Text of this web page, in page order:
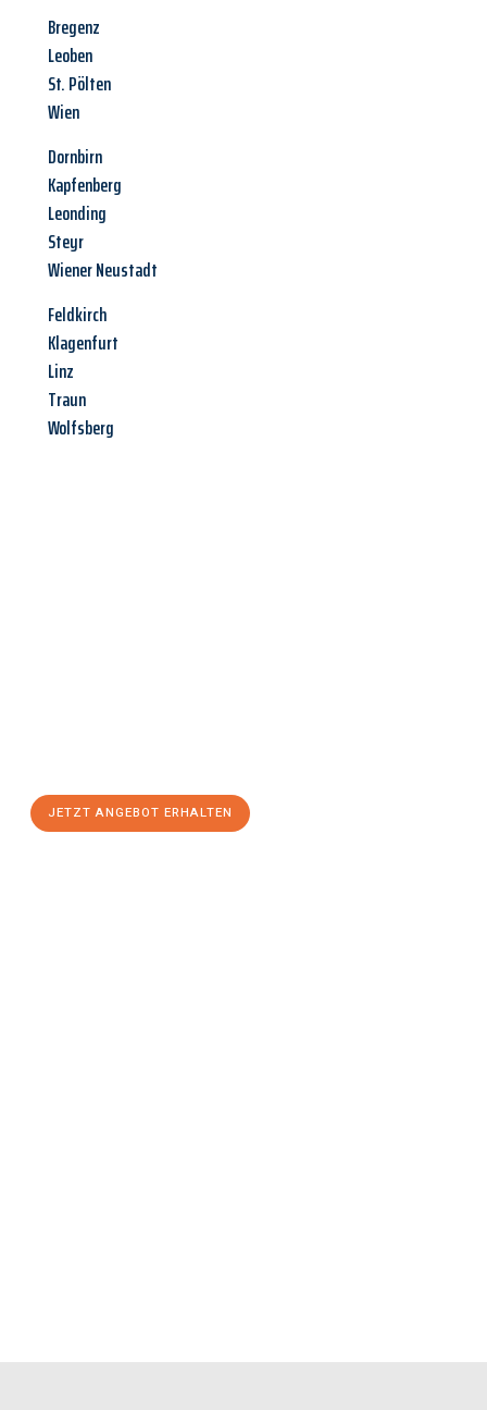
Bregenz
Leoben
St. Pölten
Wien
Dornbirn
Kapfenberg
Leonding
Steyr
Wiener Neustadt
Feldkirch
Klagenfurt
Linz
Traun
Wolfsberg
JETZT ANGEBOT ERHALTEN